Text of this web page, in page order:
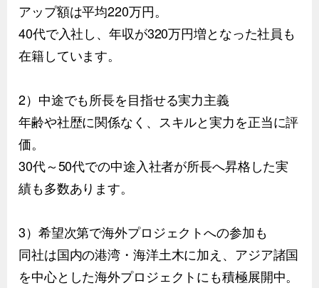
アップ額は平均220万円。
40代で入社し、年収が320万円増となった社員も
在籍しています。
2）中途でも所長を目指せる実力主義
年齢や社歴に関係なく、スキルと実力を正当に評
価。
30代～50代での中途入社者が所長へ昇格した実
績も多数あります。
3）希望次第で海外プロジェクトへの参加も
同社は国内の港湾・海洋土木に加え、アジア諸国
を中心とした海外プロジェクトにも積極展開中。